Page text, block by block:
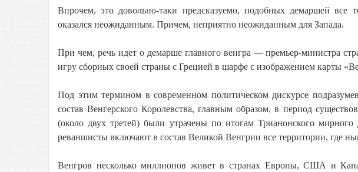
Впрочем, это довольно-таки предсказуемо, подобных демаршей
оказался неожиданным. Причем, неприятно неожиданным для Запада.
При чем, речь идет о демарше главного венгра — премьер-министра
игру сборных своей страны с Грецией в шарфе с изображением карты
Под этим термином в современном политическом дискурсе
состав Венгерского Королевства, главным образом, в период
(около двух третей) были утрачены по итогам Трианонского мирного
реваншисты включают в состав Великой Венгрии все территории, где
Венгров несколько миллионов живет в странах Европы, США и